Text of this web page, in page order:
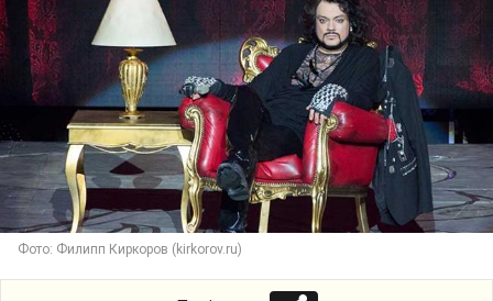
Фото: Филипп Киркоров (kirkorov.ru)